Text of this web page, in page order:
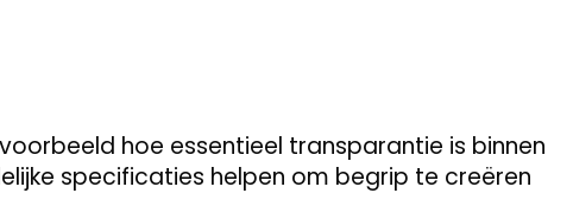
hoe essentieel transparantie is binnen
specificaties helpen om begrip te creëren